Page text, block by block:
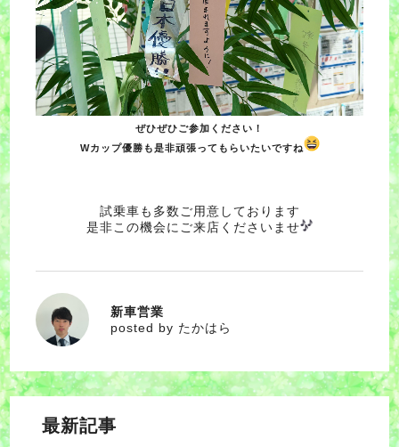
ぜひぜひご参加ください！
Wカップ優勝も是非頑張ってもらいたいですね
試乗車も多数ご用意しております
是非この機会にご来店くださいませ
たかはら
新車営業
posted by たかはら
最新記事